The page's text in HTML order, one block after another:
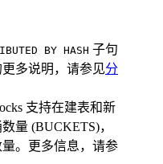
BY HASH 子句
多说明，请参见分
支持在建表和新
量 (BUCKETS)，
。更多信息，请参